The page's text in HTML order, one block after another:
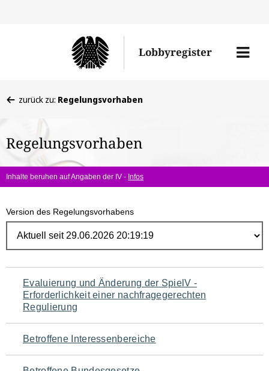
Lobbyregister
Menü
befinden
hier:
zurück zu: Regelungsvorhaben
Regelungsvorhaben
Inhalte beruhen auf Angaben der IV - Infos
Version des Regelungsvorhabens
Navigation
für
den
Seiteninhalt
Evaluierung und Änderung der SpielV -
Erforderlichkeit einer nachfragegerechten
Regulierung
Betroffene Interessenbereiche